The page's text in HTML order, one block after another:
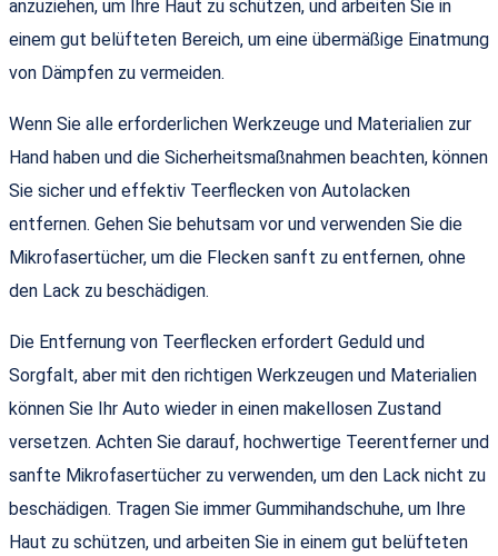
anzuziehen, um Ihre Haut zu schützen, und arbeiten Sie in
einem gut belüfteten Bereich, um eine übermäßige Einatmung
von Dämpfen zu vermeiden.
Wenn Sie alle erforderlichen Werkzeuge und Materialien zur
Hand haben und die Sicherheitsmaßnahmen beachten, können
Sie sicher und effektiv Teerflecken von Autolacken
entfernen. Gehen Sie behutsam vor und verwenden Sie die
Mikrofasertücher, um die Flecken sanft zu entfernen, ohne
den Lack zu beschädigen.
Die Entfernung von Teerflecken erfordert Geduld und
Sorgfalt, aber mit den richtigen Werkzeugen und Materialien
können Sie Ihr Auto wieder in einen makellosen Zustand
versetzen. Achten Sie darauf, hochwertige Teerentferner und
sanfte Mikrofasertücher zu verwenden, um den Lack nicht zu
beschädigen. Tragen Sie immer Gummihandschuhe, um Ihre
Haut zu schützen, und arbeiten Sie in einem gut belüfteten